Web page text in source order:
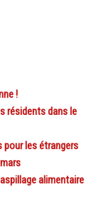
!
résidents dans le
pour les étrangers
alimentaire